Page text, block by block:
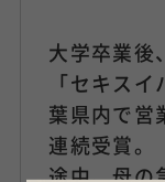
大学卒業後
「セキス
葉県内で営
連続受賞。
途中、母の